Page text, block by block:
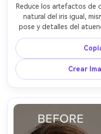
Reduce los artefactos de
natural del iris igual,
pose y detalles del
original y detalles del
blanquear
Crear